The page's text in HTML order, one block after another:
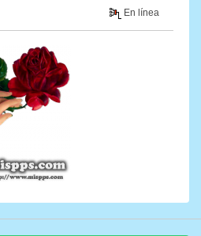
En línea